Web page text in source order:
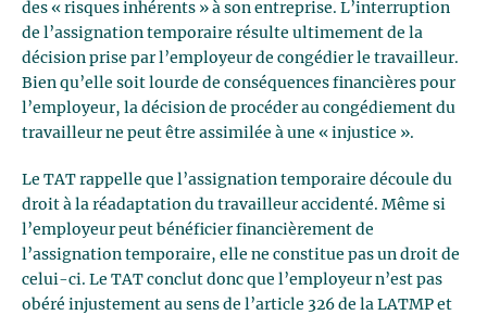
des « risques inhérents » à son entreprise. L’interruption
de l’assignation temporaire résulte ultimement de la
décision prise par l’employeur de congédier le travailleur.
Bien qu’elle soit lourde de conséquences financières pour
l’employeur, la décision de procéder au congédiement du
travailleur ne peut être assimilée à une « injustice ».
Le TAT rappelle que l’assignation temporaire découle du
droit à la réadaptation du travailleur accidenté. Même si
l’employeur peut bénéficier financièrement de
l’assignation temporaire, elle ne constitue pas un droit de
celui-ci. Le TAT conclut donc que l’employeur n’est pas
obéré injustement au sens de l’article 326 de la LATMP et